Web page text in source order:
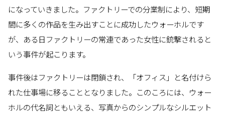
になっていきました。ファクトリーでの分業制により、短期
間に多くの作品を生み出すことに成功したウォーホルです
が、ある日ファクトリーの常連であった女性に銃撃されると
いう事件が起こります。
事件後はファクトリーは閉鎖され、「オフィス」と名付けら
れた仕事場に移ることとなりました。このころには、ウォー
ホルの代名詞ともいえる、写真からのシンプルなシルエット